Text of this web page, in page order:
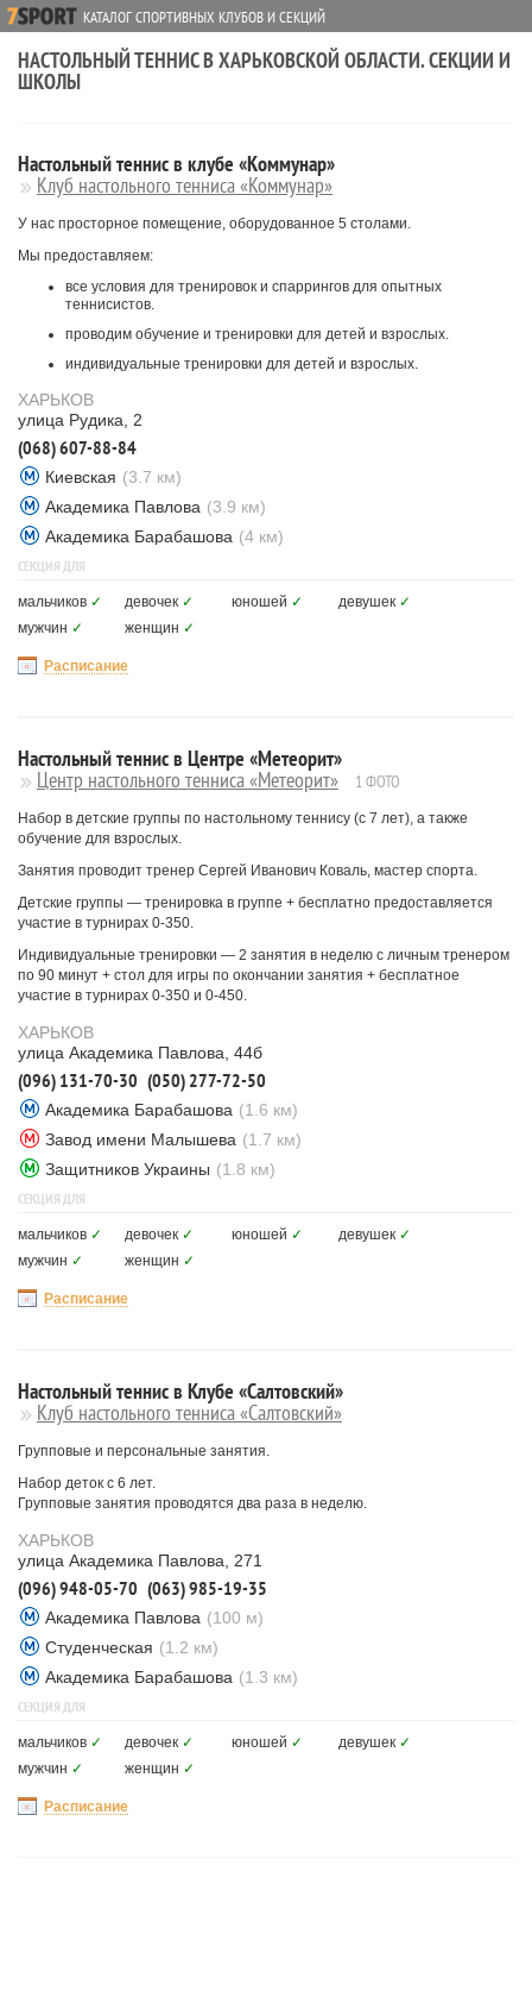
КАТАЛОГ СПОРТИВНЫХ КЛУБОВ И СЕКЦИЙ
НАСТОЛЬНЫЙ ТЕННИС В ХАРЬКОВСКОЙ ОБЛАСТИ. СЕКЦИИ И
ШКОЛЫ
Настольный теннис в клубе «Коммунар»
Клуб настольного тенниса «Коммунар»
У нас просторное помещение, оборудованное 5 столами.
Мы предоставляем:
все условия для тренировок и спаррингов для опытных
теннисистов.
проводим обучение и тренировки для детей и взрослых.
индивидуальные тренировки для детей и взрослых.
ХАРЬКОВ
улица Рудика, 2
(068) 607-88-84
Киевская (3.7 км)
Академика Павлова (3.9 км)
Академика Барабашова (4 км)
СЕКЦИЯ ДЛЯ
мальчиков ✓ девочек ✓ юношей ✓ девушек ✓
мужчин ✓ женщин ✓
Расписание
Настольный теннис в Центре «Метеорит»
Центр настольного тенниса «Метеорит» 1 ФОТО
Набор в детские группы по настольному теннису (с 7 лет), а также
обучение для взрослых.
Занятия проводит тренер Сергей Иванович Коваль, мастер спорта.
Детские группы — тренировка в группе + бесплатно предоставляется
участие в турнирах 0-350.
Индивидуальные тренировки — 2 занятия в неделю с личным тренером
по 90 минут + стол для игры по окончании занятия + бесплатное
участие в турнирах 0-350 и 0-450.
ХАРЬКОВ
улица Академика Павлова, 44б
(096) 131-70-30 (050) 277-72-50
Академика Барабашова (1.6 км)
Завод имени Малышева (1.7 км)
Защитников Украины (1.8 км)
СЕКЦИЯ ДЛЯ
мальчиков ✓ девочек ✓ юношей ✓ девушек ✓
мужчин ✓ женщин ✓
Расписание
Настольный теннис в Клубе «Салтовский»
Клуб настольного тенниса «Салтовский»
Групповые и персональные занятия.
Набор деток с 6 лет.
Групповые занятия проводятся два раза в неделю.
ХАРЬКОВ
улица Академика Павлова, 271
(096) 948-05-70 (063) 985-19-35
Академика Павлова (100 м)
Студенческая (1.2 км)
Академика Барабашова (1.3 км)
СЕКЦИЯ ДЛЯ
мальчиков ✓ девочек ✓ юношей ✓ девушек ✓
мужчин ✓ женщин ✓
Расписание